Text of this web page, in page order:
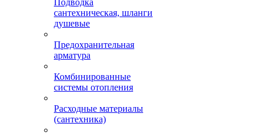
Подводка
сантехническая, шланги
душевые
Предохранительная
арматура
Комбинированные
системы отопления
Расходные материалы
(сантехника)